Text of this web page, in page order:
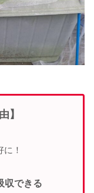
】
！
収できる